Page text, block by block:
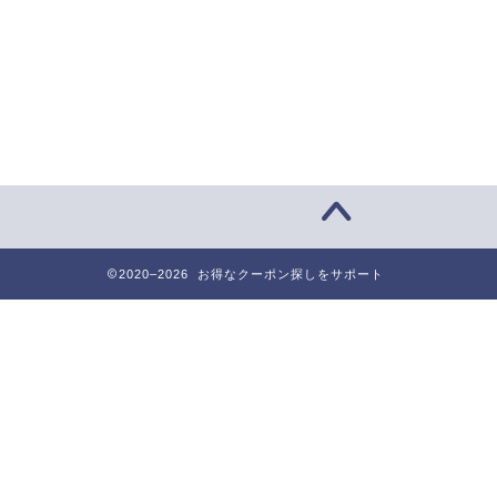
2020–2026 お得なクーポン探しをサポート